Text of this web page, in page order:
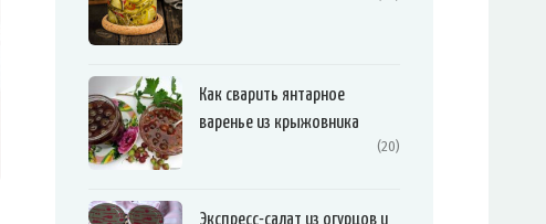
Как сварить янтарное
варенье из крыжовника
(20)
Экспресс-салат из огурцов и